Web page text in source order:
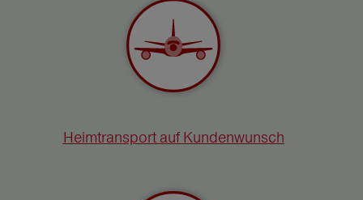
Heimtransport auf Kundenwunsch